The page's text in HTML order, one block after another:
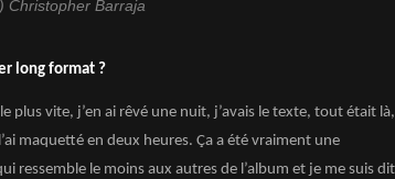
Christopher Barraja
long format ?
plus vite, j’en ai rêvé une nuit, j’avais le texte, tout était là,
maquetté en deux heures. Ça a été vraiment une
ressemble le moins aux autres de l’album et je me suis dit